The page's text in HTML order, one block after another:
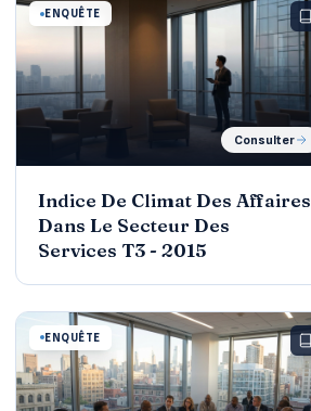
ENQUÊTE
Consulter
Indice De Climat Des Affaires
Dans Le Secteur Des
Services T3 - 2015
ENQUÊTE